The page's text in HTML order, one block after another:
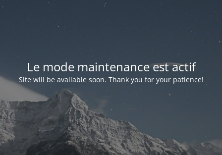
Le mode maintenance est actif
Site will be available soon. Thank you for your patience!